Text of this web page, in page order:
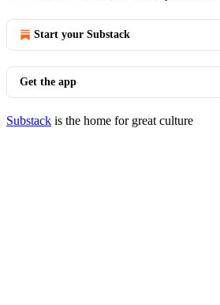
Start your Substack
Get the app
Substack is the home for great culture